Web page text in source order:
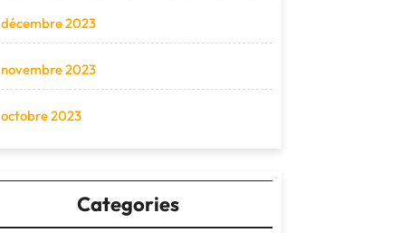
décembre 2023
novembre 2023
octobre 2023
Categories